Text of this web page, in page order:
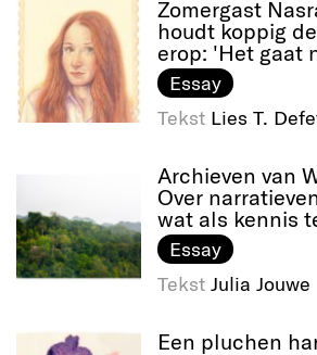
Zomergast
houdt koppig
erop: 'Het gaat
Essay
Tekst Lies T.
Archieven van
Over
wat als kennis
Essay
Tekst Julia Jouwe
Een pluchen